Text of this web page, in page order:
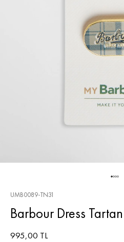
UMB0089-TN31
Barbour Dress
995,00 TL